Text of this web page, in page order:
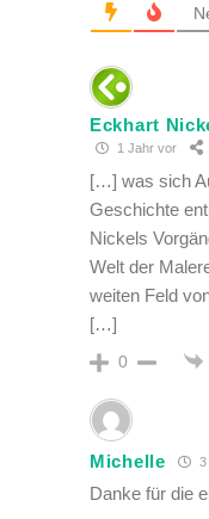
Eckhart
1 Jahr vor
[…] was sich
Geschichte
Nickels
Welt der
weiten Feld
[…]
0
Michelle 3
Danke für die